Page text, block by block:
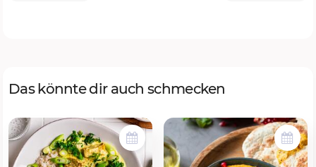
Das könnte dir auch schmecken